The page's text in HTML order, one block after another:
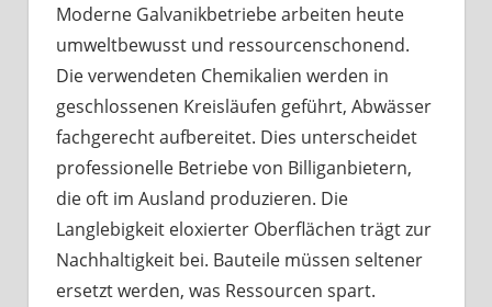
Moderne Galvanikbetriebe arbeiten heute
umweltbewusst und ressourcenschonend.
Die verwendeten Chemikalien werden in
geschlossenen Kreisläufen geführt, Abwässer
fachgerecht aufbereitet. Dies unterscheidet
professionelle Betriebe von Billiganbietern,
die oft im Ausland produzieren. Die
Langlebigkeit eloxierter Oberflächen trägt zur
Nachhaltigkeit bei. Bauteile müssen seltener
ersetzt werden, was Ressourcen spart.